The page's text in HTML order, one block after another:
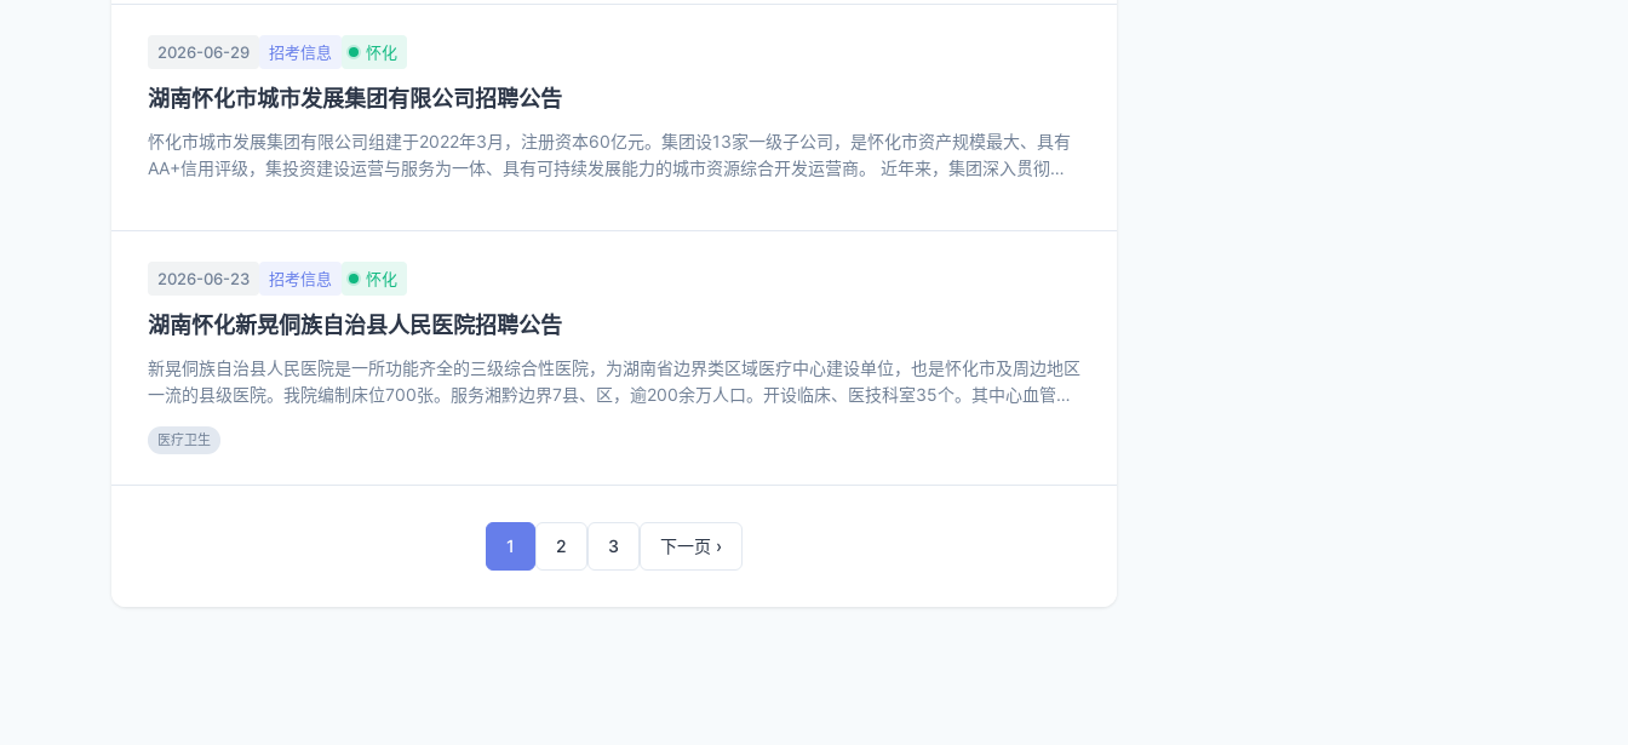
和提升，重要地位日益凸显。
2026-06-29 招考信息 怀化
湖南怀化市城市发展集团有限公司招聘公告
怀化市城市发展集团有限公司组建于2022年3月，注册资本60亿元。集团设13家一级子公司，是怀化市资产规模最大、具有
AA+信用评级，集投资建设运营与服务为一体、具有可持续发展能力的城市资源综合开发运营商。 近年来，集团深入贯彻市
标杆项目，高效推进集中式风电、分布式光伏...
2026-06-23 招考信息 怀化
湖南怀化新晃侗族自治县人民医院招聘公告
新晃侗族自治县人民医院是一所功能齐全的三级综合性医院，为湖南省边界类区域医疗中心建设单位，也是怀化市及周边地区
一流的县级医院。我院编制床位700张。服务湘黔边界7县、区，逾200余万人口。开设临床、医技科室35个。其中心血管内
科、麻醉科、肾内科为县级临床重点专科。县“胸痛中心、卒中中心、高危孕产妇抢救中心、危重新生儿救治中心和创伤中心”
医疗卫生
1 2 3 下一页 ›